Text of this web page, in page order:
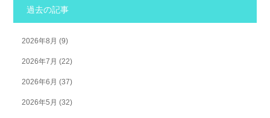
過去の記事
2026年8月 (9)
2026年7月 (22)
2026年6月 (37)
2026年5月 (32)